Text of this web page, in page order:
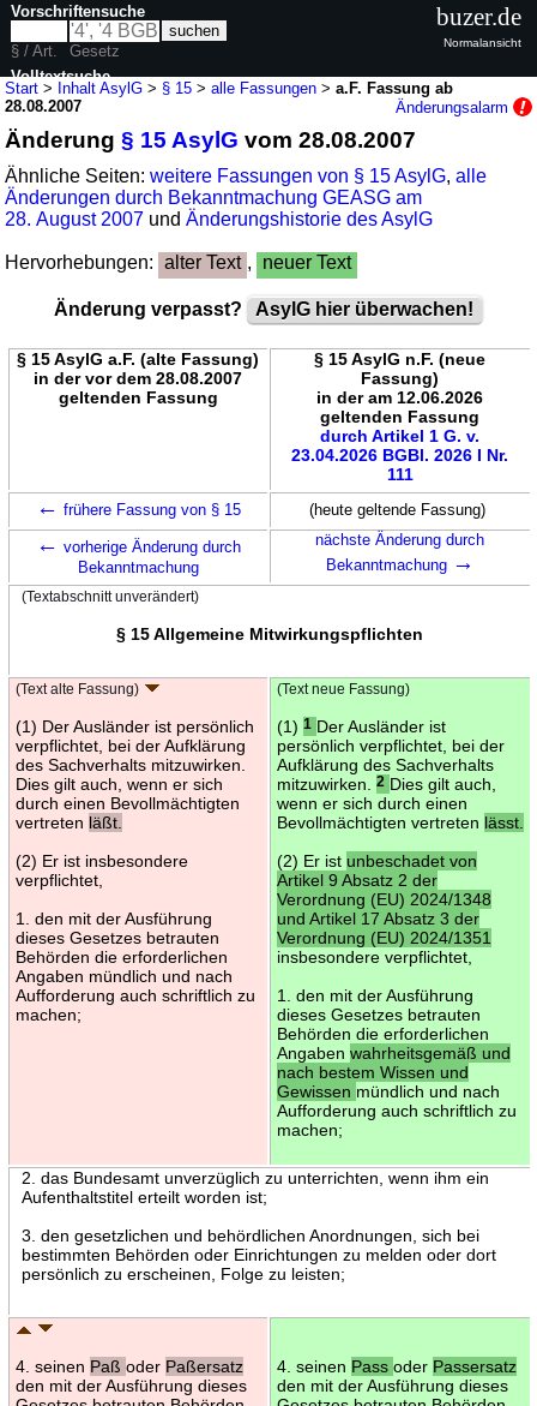
Start > Inhalt AsylG > § 15 >alle Fassungen >a.F. Fassung ab
28.08.2007
Änderungsalarm
Änderung§ 15 AsylG vom 28.08.2007
Ähnliche Seiten:weitere Fassungen von § 15 AsylG,alle
Änderungen durch Bekanntmachung GEASG am
28. August 2007 undÄnderungshistorie des AsylG
Hervorhebungen: alter Text , neuer Text
Änderung verpasst? AsylG hier überwachen!
§ 15 AsylG a.F. (alte Fassung)
in der vor dem 28.08.2007
geltenden Fassung
§ 15 AsylG n.F. (neue
Fassung)
in der am 12.06.2026
geltenden Fassung
durch Artikel 1 G. v.
23.04.2026 BGBl. 2026 I Nr.
111
← frühere Fassung von § 15 (heute geltende Fassung)
← vorherige Änderung durch
Bekanntmachung
nächste Änderung durch
Bekanntmachung →
(Textabschnitt unverändert)
§ 15 Allgemeine Mitwirkungspflichten
(Text alte Fassung)
(1) Der Ausländer ist persönlich
verpflichtet, bei der Aufklärung
des Sachverhalts mitzuwirken.
Dies gilt auch, wenn er sich
durch einen Bevollmächtigten
vertreten läßt.
(2) Er ist insbesondere
verpflichtet,
1. den mit der Ausführung
dieses Gesetzes betrauten
Behörden die erforderlichen
Angaben mündlich und nach
Aufforderung auch schriftlich zu
machen;
(Text neue Fassung)
(1) 1 Der Ausländer ist
persönlich verpflichtet, bei der
Aufklärung des Sachverhalts
mitzuwirken.
2 Dies gilt auch,
wenn er sich durch einen
Bevollmächtigten vertreten lässt.
(2) Er ist unbeschadet von
Artikel 9 Absatz 2 der
Verordnung (EU) 2024/1348
und Artikel 17 Absatz 3 der
Verordnung (EU) 2024/1351
insbesondere verpflichtet,
1. den mit der Ausführung
dieses Gesetzes betrauten
Behörden die erforderlichen
Angaben wahrheitsgemäß und
nach bestem Wissen und
Gewissen mündlich und nach
Aufforderung auch schriftlich zu
machen;
2. das Bundesamt unverzüglich zu unterrichten, wenn ihm ein
Aufenthaltstitel erteilt worden ist;
3. den gesetzlichen und behördlichen Anordnungen, sich bei
bestimmten Behörden oder Einrichtungen zu melden oder dort
persönlich zu erscheinen, Folge zu leisten;
4. seinen Paß oder Paßersatz
den mit der Ausführung dieses
4. seinen Pass oder Passersatz
den mit der Ausführung dieses
Vorschriftensuche
§ / Art.
Gesetz
Volltextsuche
buzer.de
Normalansicht